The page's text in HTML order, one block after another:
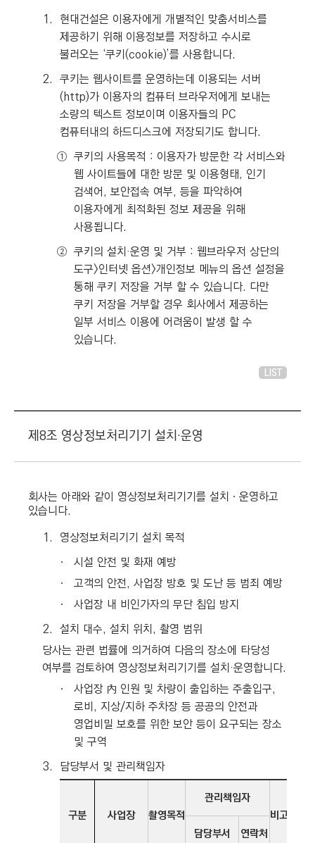
1. 현대건설은 이용자에게 개별적인 맞춤서비스를
제공하기 위해 이용정보를 저장하고 수시로
불러오는 ‘쿠키(cookie)’를 사용합니다.
2. 쿠키는 웹사이트를 운영하는데 이용되는 서버
(http)가 이용자의 컴퓨터 브라우저에게 보내는
소량의 텍스트 정보이며 이용자들의 PC
컴퓨터내의 하드디스크에 저장되기도 합니다.
① 쿠키의 사용목적 : 이용자가 방문한 각 서비스와
웹 사이트들에 대한 방문 및 이용형태, 인기
검색어, 보안접속 여부, 등을 파악하여
이용자에게 최적화된 정보 제공을 위해
사용됩니다.
② 쿠키의 설치·운영 및 거부 : 웹브라우저 상단의
도구>인터넷 옵션>개인정보 메뉴의 옵션 설정을
통해 쿠키 저장을 거부 할 수 있습니다. 다만
쿠키 저장을 거부할 경우 회사에서 제공하는
일부 서비스 이용에 어려움이 발생 할 수
있습니다.
LIST
제8조 영상정보처리기기 설치·운영
회사는 아래와 같이 영상정보처리기기를 설치ㆍ운영하고
있습니다.
1. 영상정보처리기기 설치 목적
ㆍ
시설 안전 및 화재 예방
ㆍ
고객의 안전, 사업장 방호 및 도난 등 범죄 예방
ㆍ
사업장 내 비인가자의 무단 침입 방지
2. 설치 대수, 설치 위치, 촬영 범위
당사는 관련 법률에 의거하여 다음의 장소에 타당성
여부를 검토하여 영상정보처리기기를 설치·운영합니다.
ㆍ
사업장 內 인원 및 차량이 출입하는 주출입구,
로비, 지상/지하 주차장 등 공공의 안전과
영업비밀 보호를 위한 보안 등이 요구되는 장소
및 구역
3. 담당부서 및 관리책임자
구분 사업장 촬영목적
관리책임자
비고
담당부서
연락처